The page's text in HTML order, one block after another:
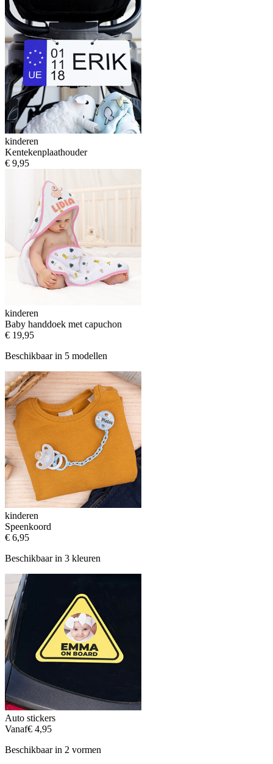
kinderen
Kentekenplaathouder
€ 9,95
kinderen
Baby handdoek met capuchon
€ 19,95
Beschikbaar in 5 modellen
kinderen
Speenkoord
€ 6,95
Beschikbaar in 3 kleuren
Auto stickers
Vanaf€ 4,95
Beschikbaar in 2 vormen